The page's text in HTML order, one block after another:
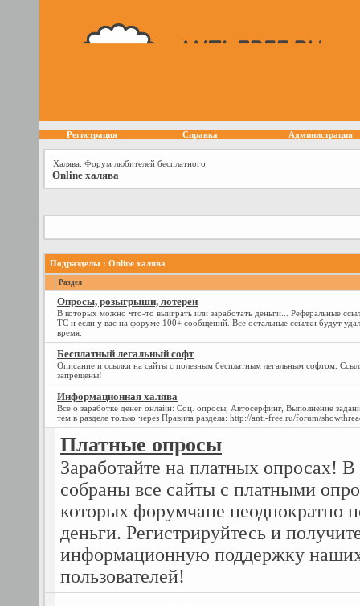
Регистрация Справка Администрация
Халява. Форум любителей бесплатного
Online халява
Подразделы : Online халява
Раздел
Опросы, розыгрыши, лотереи
В которых можно что-то выиграть или заработать деньги... Реферальные
ТС и если у вас на форуме 100+ сообщений. Все остальные ссылки будут
время.
Бесплатный легальный софт
Описание и ссылки на сайты с полезным бесплатным легальным софтом.
запрещены!
Информационная халява
Всё о заработке денег онлайн: Соц. опросы, Автосёрфинг, Выполнение
тем в разделе только через Правила раздела: http://anti-free.ru/forum/
Платные опросы
Заработайте на платных опросах! В
собраны все сайты с платными
которых форумчане неоднократно
деньги. Регистрируйтесь и
информационную поддержку
пользователей!